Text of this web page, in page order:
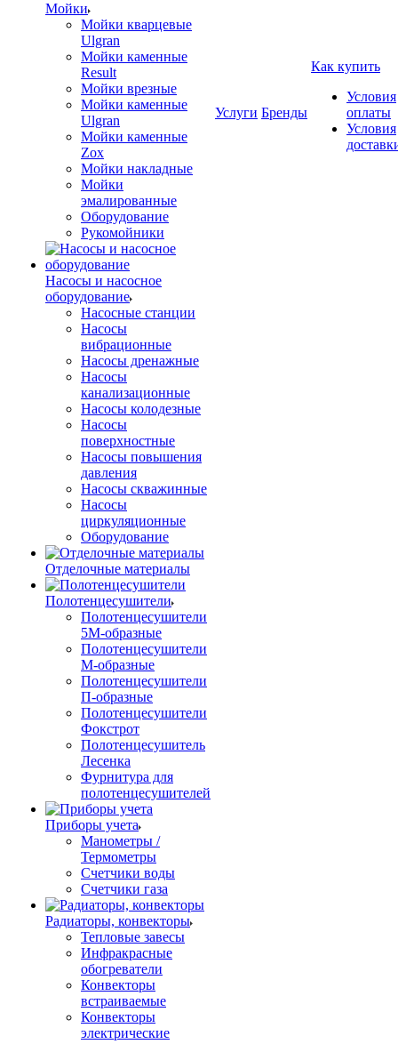
Мойки
Мойки кварцевые
Ulgran
Мойки каменные
Result
Мойки врезные
Мойки каменные
Ulgran
Мойки каменные
Zox
Мойки накладные
Мойки
эмалированные
Оборудование
Рукомойники
Насосы и насосное
оборудование
Насосные станции
Насосы
вибрационные
Насосы дренажные
Насосы
канализационные
Насосы колодезные
Насосы
поверхностные
Насосы повышения
давления
Насосы скважинные
Насосы
циркуляционные
Оборудование
Отделочные материалы
Полотенцесушители
Полотенцесушители
5М-образные
Полотенцесушители
М-образные
Полотенцесушители
П-образные
Полотенцесушители
Фокстрот
Полотенцесушитель
Лесенка
Фурнитура для
полотенцесушителей
Приборы учета
Манометры /
Термометры
Счетчики воды
Счетчики газа
Радиаторы, конвекторы
Тепловые завесы
Инфракрасные
обогреватели
Конвекторы
встраиваемые
Конвекторы
электрические
Услуги Бренды
Как купить
Условия
оплаты
Условия